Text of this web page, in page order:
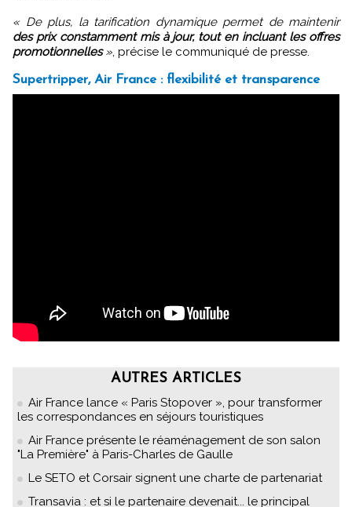
« De plus, la tarification dynamique permet de maintenir
des prix constamment mis à jour, tout en incluant les offres
promotionnelles», précise le communiqué de presse.
Supertripper, Air France : flexibilité et transparence
AUTRES ARTICLES
Air France lance « Paris Stopover », pour transformer
les correspondances en séjours touristiques
Air France présente le réaménagement de son salon
"La Première" à Paris-Charles de Gaulle
Le SETO et Corsair signent une charte de partenariat
Transavia : et si le partenaire devenait... le principal